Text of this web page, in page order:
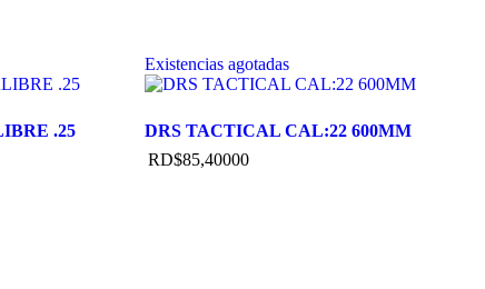
.25
Existencias agotadas
DRS TACTICAL CAL:22 600MM
RD$85,40000